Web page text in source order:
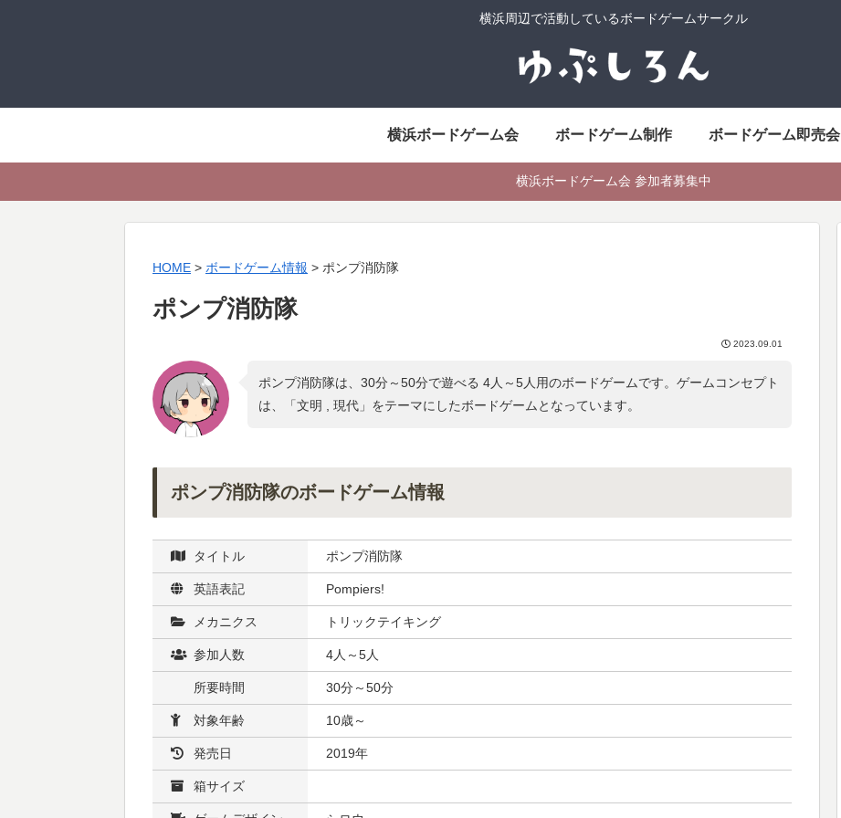
横浜周辺で活動しているボードゲームサークル
横浜ボードゲーム会 ボードゲーム制作 ボードゲーム即売会
横浜ボードゲーム会 参加者募集中
HOME > ボードゲーム情報 > ポンプ消防隊
ポンプ消防隊
2023.09.01
ポンプ消防隊は、30分～50分で遊べる 4人～5人用のボードゲームです。ゲームコンセプト
は、「文明 , 現代 」をテーマにしたボードゲームとなっています。
ポンプ消防隊のボードゲーム情報
タイトル ポンプ消防隊
英語表記 Pompiers!
メカニクス トリックテイキング
参加人数 4人～5人
所要時間 30分～50分
対象年齢 10歳～
発売日 2019年
箱サイズ